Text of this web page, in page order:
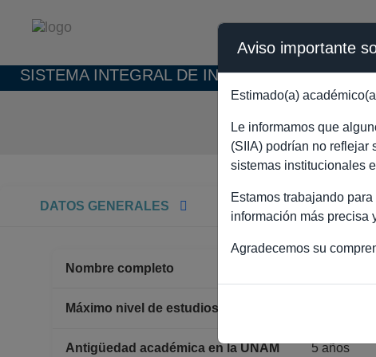
SISTEMA INTEGRAL DE INFORMACIÓN
DATOS GENERALES
Nombre completo
Máximo nivel de estudios
Antigüedad académica en la UNAM 5 años
Aviso importante
Estimado(a)
Le informamos que
(SIIA) podrían no reflejar
sistemas institucionales
Estamos trabajando
información más precisa
Agradecemos su